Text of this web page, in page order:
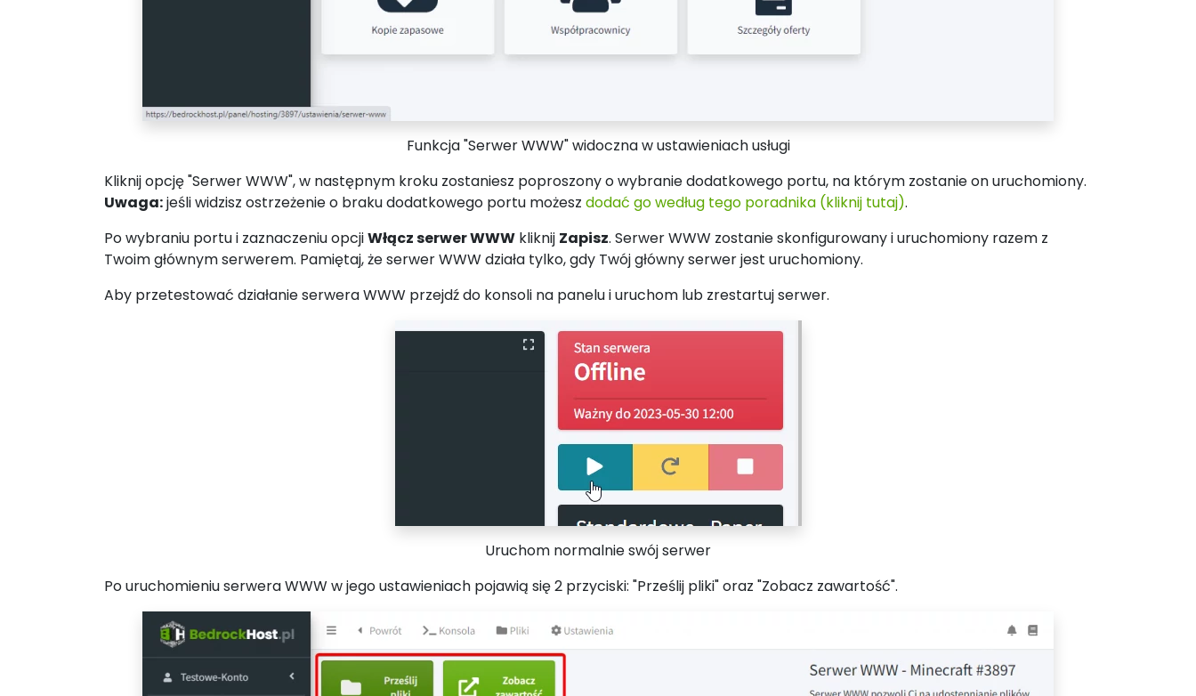
Funkcja "Serwer WWW" widoczna w ustawieniach usługi
Kliknij opcję "Serwer WWW", w następnym kroku zostaniesz poproszony o wybranie dodatkowego portu, na którym zostanie on uruchomiony.
Uwaga:jeśli widzisz ostrzeżenie o braku dodatkowego portu możesz dodać go według tego poradnika (kliknij tutaj).
Po wybraniu portu i zaznaczeniu opcjiWłącz serwer WWW kliknij Zapisz. Serwer WWW zostanie skonfigurowany i uruchomiony razem z
Twoim głównym serwerem. Pamiętaj, że serwer WWW działa tylko, gdy Twój główny serwer jest uruchomiony.
Aby przetestować działanie serwera WWW przejdź do konsoli na panelu i uruchom lub zrestartuj serwer.
Uruchom normalnie swój serwer
Po uruchomieniu serwera WWW w jego ustawieniach pojawią się 2 przyciski: "Prześlij pliki" oraz "Zobacz zawartość".